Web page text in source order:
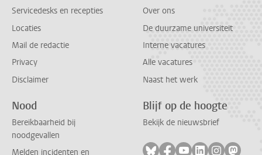
Servicedesks en recepties
Locaties
Mail de redactie
Privacy
Disclaimer
Over ons
De duurzame universiteit
Interne vacatures
Alle vacatures
Naast het werk
Nood
Bereikbaarheid bij
noodgevallen
Melden incidenten en
Blijf op de hoogte
Bekijk de nieuwsbrief
Volg ons op bluesky
Volg ons op facebook
Volg ons op
Volg ons op
Volg ons
Volg